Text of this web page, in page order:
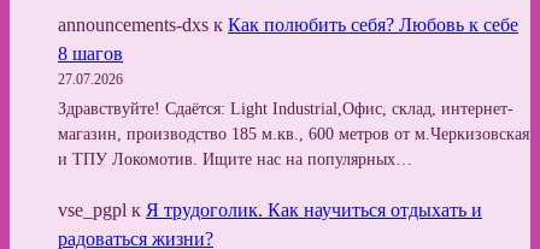
announcements-dxs к Как полюбить себя? Любовь к себе
8 шагов
27.07.2026
Здравствуйте! Сдаётся: Light Industrial,Офис, склад, интернет-
магазин, производство 185 м.кв., 600 метров от м.Черкизовская
и ТПУ Локомотив. Ищите нас на популярных…
vse_pgpl к Я трудоголик. Как научиться отдыхать и
радоваться жизни?